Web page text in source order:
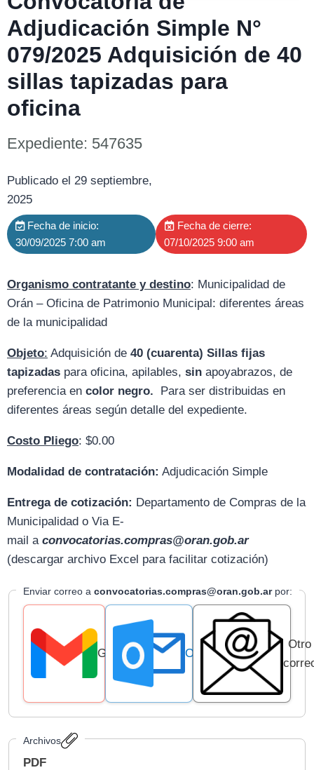
Adjudicación Simple N°
079/2025 Adquisición de 40
sillas tapizadas para
oficina
Expediente: 547635
Publicado el 29 septiembre,
2025
Fecha de inicio:
30/09/2025 7:00 am
Fecha de cierre:
07/10/2025 9:00 am
Organismo contratante y destino: Municipalidad de
Orán – Oficina de Patrimonio Municipal: diferentes áreas
de la municipalidad
Objeto: Adquisición de 40 (cuarenta) Sillas fijas
tapizadas para oficina, apilables, sin apoyabrazos, de
preferencia en color negro. Para ser distribuidas en
diferentes áreas según detalle del expediente.
Costo Pliego: $0.00
Modalidad de contratación: Adjudicación Simple
Entrega de cotización: Departamento de Compras de la
Municipalidad o Via E-
mail a convocatorias.compras@oran.gob.ar
(descargar archivo Excel para facilitar cotización)
Enviar correo a convocatorias.compras@oran.gob.arpor:
Gmail Outlook
Otro
Archivos
PDF